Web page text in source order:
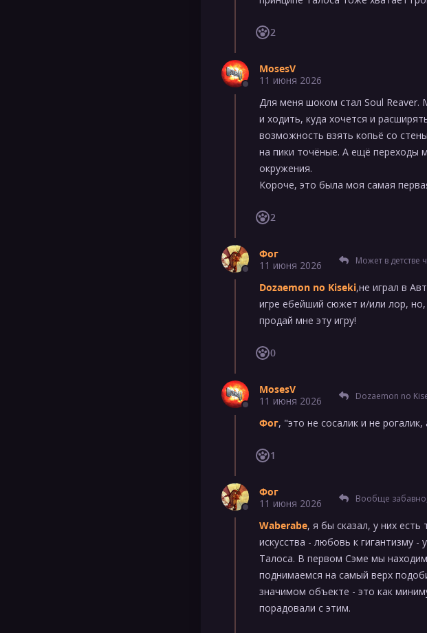
2
MosesV
11 июня 2026
Для меня шоком стал Soul Reaver.
и ходить, куда хочется и
возможность взять копьё со
на пики точёные. А ещё переходы
окружения.
Короче, это была моя самая
2
Фог
11 июня 2026
Может в детстве что-то такое
Dozaemon no Kiseki,не играл в
игре ебейший сюжет и/или лор,
продай мне эту игру!
0
MosesV
11 июня 2026
Dozaemon no Kiseki,не играл в
Фог, "это не сосалик и не
1
Фог
11 июня 2026
Вообще забавно, как Кротим
Waberabe, я бы сказал, у них
искусства - любовь к гигантизму
Талоса. В первом Сэме мы
поднимаемся на самый верх
значимом объекте - это как
порадовали с этим.